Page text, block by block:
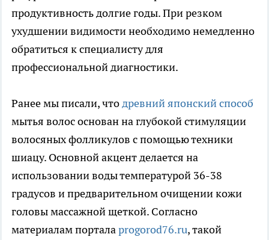
продуктивность долгие годы. При резком
ухудшении видимости необходимо немедленно
обратиться к специалисту для
профессиональной диагностики.
Ранее мы писали, чтодревний японский способ
мытья волос основан на глубокой стимуляции
волосяных фолликулов с помощью техники
шиацу. Основной акцент делается на
использовании воды температурой 36-38
градусов и предварительном очищении кожи
головы массажной щеткой. Согласно
материалам порталаprogorod76.ru, такой